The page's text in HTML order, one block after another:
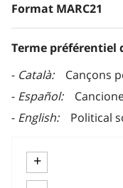
Format MARC21
Terme préférentiel
Català
Cançons
Español
English
Political
+